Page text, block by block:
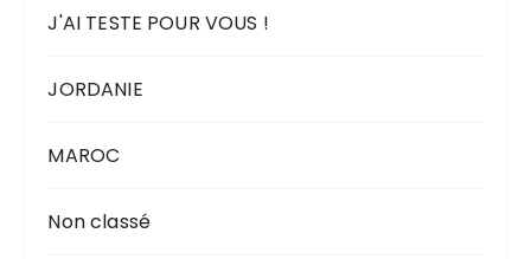
J'AI TESTE POUR VOUS !
JORDANIE
MAROC
Non classé